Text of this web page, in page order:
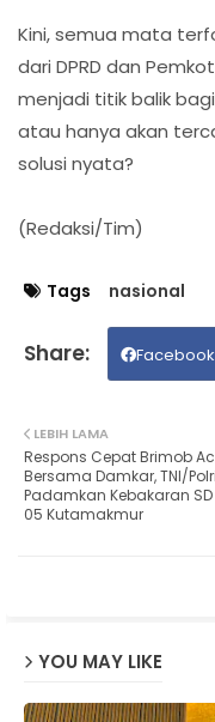
Kini, semua mata
dari DPRD dan
menjadi titik balik
atau hanya akan
solusi nyata?
(Redaksi/Tim)
Tags nasional
Facebook
LEBIH LAMA
Respons Cepat Brimob
Bersama Damkar, TNI/Polri
Padamkan Kebakaran SD
05 Kutamakmur
YOU MAY LIKE